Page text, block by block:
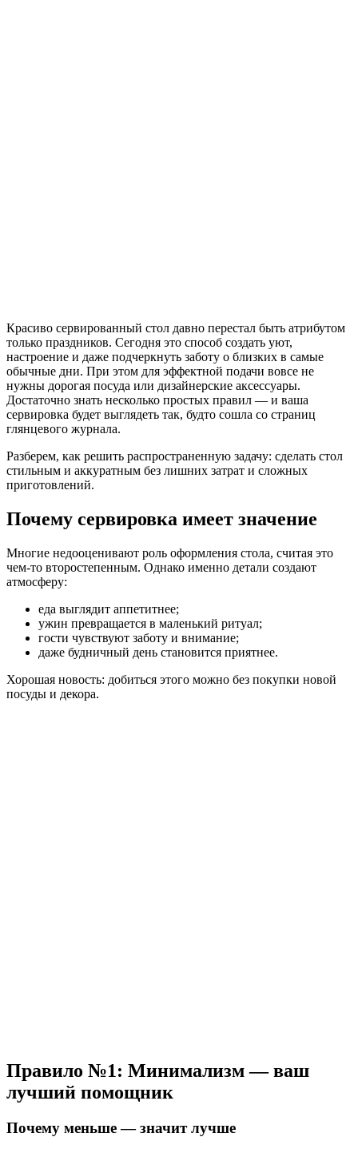
Красиво сервированный стол давно перестал быть атрибутом
только праздников. Сегодня это способ создать уют,
настроение и даже подчеркнуть заботу о близких в самые
обычные дни. При этом для эффектной подачи вовсе не
нужны дорогая посуда или дизайнерские аксессуары.
Достаточно знать несколько простых правил — и ваша
сервировка будет выглядеть так, будто сошла со страниц
глянцевого журнала.
Разберем, как решить распространенную задачу: сделать стол
стильным и аккуратным без лишних затрат и сложных
приготовлений.
Почему сервировка имеет значение
Многие недооценивают роль оформления стола, считая это
чем-то второстепенным. Однако именно детали создают
атмосферу:
еда выглядит аппетитнее;
ужин превращается в маленький ритуал;
гости чувствуют заботу и внимание;
даже будничный день становится приятнее.
Хорошая новость: добиться этого можно без покупки новой
посуды и декора.
Правило №1: Минимализм — ваш
лучший помощник
Почему меньше — значит лучше